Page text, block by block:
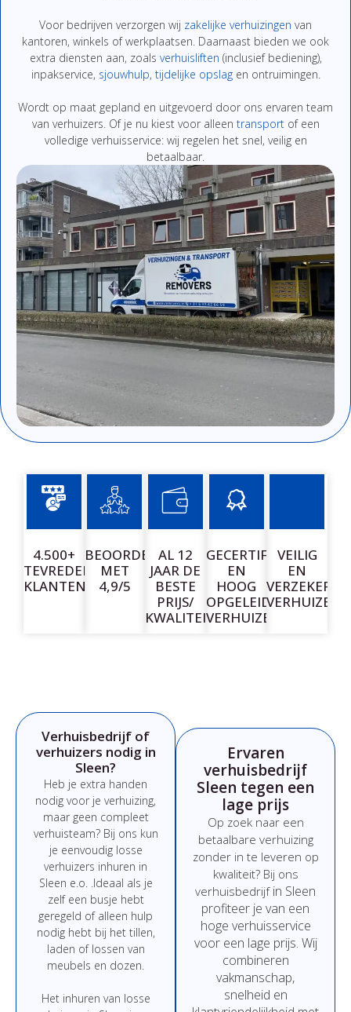
Voor bedrijven verzorgen wij zakelijke verhuizingen van
kantoren, winkels ofwerkplaatsen. Daarnaast bieden we ook
extra diensten aan, zoals verhuisliften (inclusief bediening),
inpakservice, sjouwhulp, tijdelijke opslag en ontruimingen
Wordt op maat gepland en uitgevoerd door ons ervaren team
van verhuizers. Of je nu kiest voor alleen transport of een
volledige verhuisservice: wij regelen het snel, veilig en
betaalbaar.
4.500+
TEVREDEN
KLANTEN
BEOORDEELD
MET
4,9/5
AL 12
JAAR DE
BESTE
PRIJS/
KWALITEIT
GECERTIFICEERDE
EN
HOOG
OPGELEIDE
VERHUIZERS
VEILIG
EN
VERZEKERD
VERHUIZEN
Verhuisbedrijf of
verhuizers nodig in
Sleen?
Heb je extra handen
nodig voor je verhuizing,
maar geen compleet
verhuisteam? Bij ons kun
je eenvoudig losse
verhuizers inhuren in
Sleen e.o.
Ideaal als je
zelf een busje hebt
geregeld of alleen hulp
nodig hebt bij het tillen,
laden of lossen van
meubels en dozen.
Het inhuren van losse
Ervaren
verhuisbedrijf
Sleen tegen een
lage prijs
Op zoek naar een
betaalbare verhuizing
zonder in te leveren op
kwaliteit? Bij ons
verhuisbedrijf in Sleen
profiteer je van een
hoge verhuisservice
voor een lage prijs. Wij
combineren
vakmanschap,
snelheid en